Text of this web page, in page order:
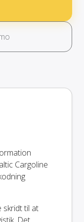
Cargoline
skridt til at